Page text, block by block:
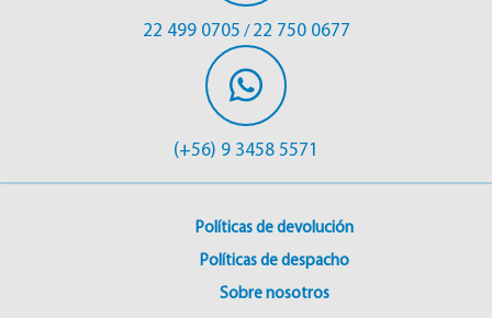
22 499 0705 / 22 750 0677
(+56) 9 3458 5571
Políticas de devolución
Políticas de despacho
Sobre nosotros